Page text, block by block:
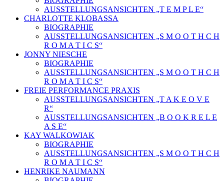
AUSSTELLUNGSANSICHTEN „T E M P L E“
CHARLOTTE KLOBASSA
BIOGRAPHIE
AUSSTELLUNGSANSICHTEN „S M O O T H C H
R O M A T I C S“
JONNY NIESCHE
BIOGRAPHIE
AUSSTELLUNGSANSICHTEN „S M O O T H C H
R O M A T I C S“
FREIE PERFORMANCE PRAXIS
AUSSTELLUNGSANSICHTEN „T A K E O V E
R“
AUSSTELLUNGSANSICHTEN „B O O K R E L E
A S E“
KAY WALKOWIAK
BIOGRAPHIE
AUSSTELLUNGSANSICHTEN „S M O O T H C H
R O M A T I C S“
HENRIKE NAUMANN